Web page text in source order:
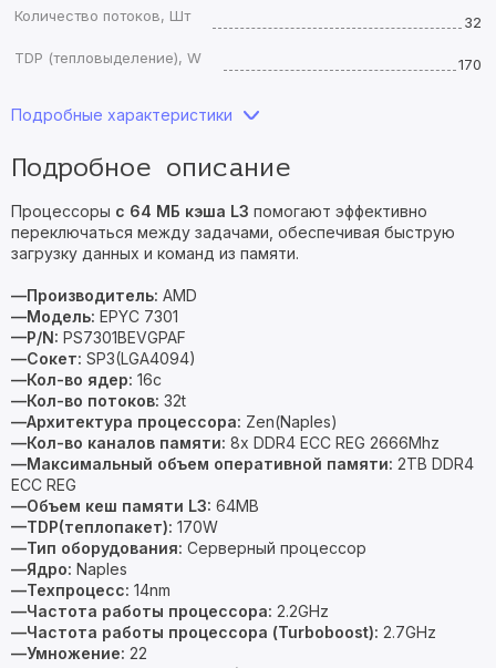
Количество потоков, Шт
32
TDP (тепловыделение), W
170
Подробные характеристики
Подробное описание
Процессоры с 64 МБ кэша L3 помогают эффективно
переключаться между задачами, обеспечивая быструю
загрузку данных и команд из памяти.
—Производитель: AMD
—Модель: EPYC 7301
—P/N: PS7301BEVGPAF
—Сокет: SP3(LGA4094)
—Кол-во ядер: 16c
—Кол-во потоков: 32t
—Архитектура процессора: Zen(Naples)
—Кол-во каналов памяти: 8x DDR4 ECC REG 2666Mhz
—Максимальный объем оперативной памяти: 2TB DDR4
ECC REG
—Объем кеш памяти L3: 64MB
—TDP(теплопакет): 170W
—Тип оборудования: Серверный процессор
—Ядро: Naples
—Техпроцесс: 14nm
—Частота работы процессора: 2.2GHz
—Частота работы процессора (Turboboost): 2.7GHz
—Умножение: 22